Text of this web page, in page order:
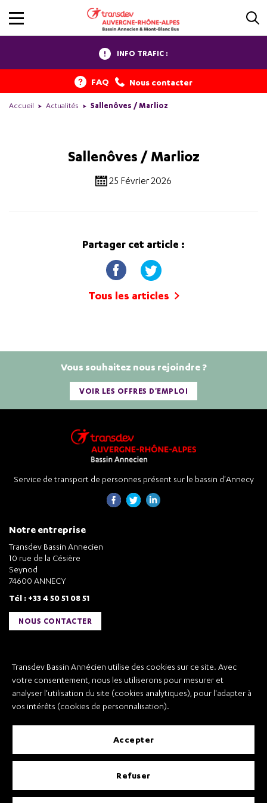
Transdev Bassin Annécien utilise des cookies sur ce site. Avec
votre consentement, nous les utiliserons pour mesurer et
analyser l'utilisation du site (cookies analytiques), pour l'adapter à
vos intérêts (cookies de personnalisation).
accepter
refuser
INFO TRAFIC :
FAQ Nous contacter
Accueil Actualités Sallenôves / Marlioz
Sallenôves / Marlioz
25 Février 2026
Partager cet article :
Tous les articles
Vous souhaitez nous rejoindre ?
VOIR LES OFFRES D'EMPLOI
Service de transport de personnes présent sur le bassin d'Annecy
Notre entreprise
Transdev Bassin Annecien
10 rue de la Césière
Seynod
74600 ANNECY
Tél : +33 4 50 51 08 51
NOUS CONTACTER
Transdev Bassin Annécien
Recrutement
Conditions Générales de Vente et Transport
Conditions Générales d’Utilisation
Règlement